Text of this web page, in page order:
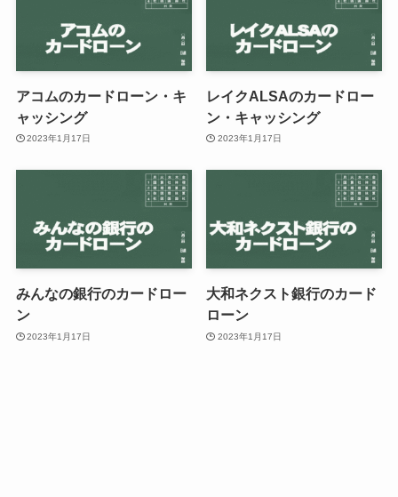
アコムのカードローン・キ
ャッシング
2023年1月17日
レイクALSAのカードロー
ン・キャッシング
2023年1月17日
みんなの銀行のカードロー
ン
2023年1月17日
大和ネクスト銀行のカード
ローン
2023年1月17日